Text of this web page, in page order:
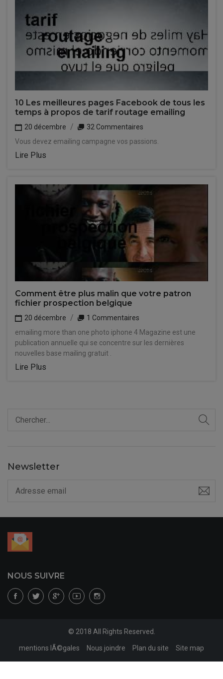
10 Les meilleures pages Facebook de tous les
temps à propos de tarif routage emailing
20 décembre
32 Commentaires
Vous devez emailing campagne vos passions.
Lire Plus
Comment être plus malin que votre patron
fichier prospection belgique
20 décembre
1 Commentaires
emailing more than one photo iphone 4 Magazine est une
publication annuelle qui se concentre sur les dernières
nouvelles base mailing gratuit .
Lire Plus
Newsletter
NOUS SUIVRE
© 2018 All Rights Reserved.
mentions lÃ©gales Nous joindre Plan du site Site map